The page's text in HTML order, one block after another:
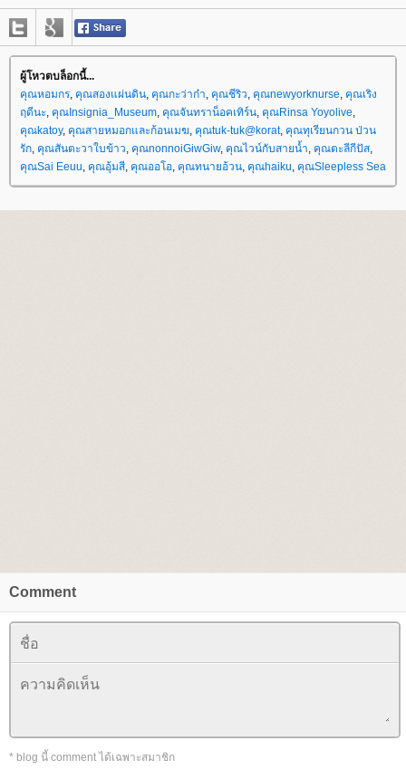
ผู้โหวตบล็อกนี้...
คุณหอมกร, คุณสองแผ่นดิน, คุณกะว่าก๋า, คุณชีริว, คุณnewyorknurse, คุณเริง
ฤดีนะ, คุณInsignia_Museum, คุณจันทราน็อคเทิร์น, คุณRinsa Yoyolive,
คุณkatoy, คุณสายหมอกและก้อนเมฆ, คุณtuk-tuk@korat, คุณทุเรียนกวน ป่วน
รัก, คุณสันตะวาใบข้าว, คุณnonnoiGiwGiw, คุณไวน์กับสายน้ำ, คุณตะลีกีปัส,
คุณSai Eeuu, คุณอุ้มสี, คุณออโอ, คุณทนายอ้วน, คุณhaiku, คุณSleepless Sea
Comment
* blog นี้ comment ได้เฉพาะสมาชิก